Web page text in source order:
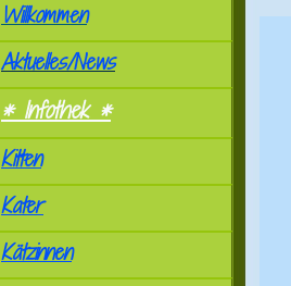
Willkommen
Aktuelles/News
* Infothek *
Kitten
Kater
Kätzinnen